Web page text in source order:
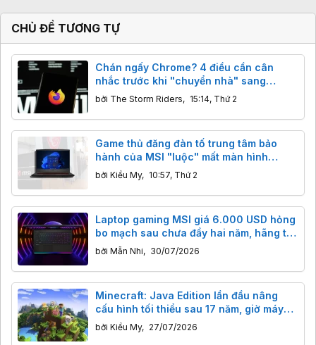
CHỦ ĐỀ TƯƠNG TỰ
Chán ngấy Chrome? 4 điều cần cân
nhắc trước khi "chuyển nhà" sang
Firefox
bởi The Storm Riders, 15:14, Thứ 2
Game thủ đăng đàn tố trung tâm bảo
hành của MSI "luộc" mất màn hình
144Hz, sự thật đằng sau hoá ra là lỗi sơ
bởi Kiều My, 10:57, Thứ 2
Laptop gaming MSI giá 6.000 USD hỏng
bo mạch sau chưa đầy hai năm, hãng từ
chối sửa vì “đắt hơn mua máy mới”
bởi Mẫn Nhi, 30/07/2026
Minecraft: Java Edition lần đầu nâng
cấu hình tối thiểu sau 17 năm, giờ máy
dưới 8GB RAM khó chơi
bởi Kiều My, 27/07/2026